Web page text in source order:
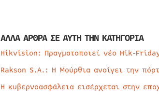
ΑΛΛΑ ΑΡΘΡΑ ΣΕ ΑΥΤΗ ΤΗΝ ΚΑΤΗΓΟΡΙΑ
Hikvision: Πραγματοποιεί νέο Hik-
Rakson S.A.: Η Μούρθια ανοίγει την
Η κυβερνοασφάλεια εισέρχεται στην